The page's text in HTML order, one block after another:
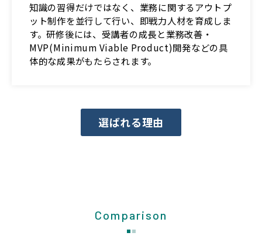
知識の習得だけではなく、業務に関するアウトプ
ット制作を並行して行い、即戦力人材を育成しま
す。研修後には、受講者の成長と業務改善・
MVP(Minimum Viable Product)開発などの具
体的な成果がもたらされます。
選ばれる理由
Comparison